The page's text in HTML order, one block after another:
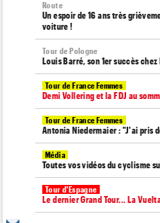
Route
Un espoir de 16 ans très
voiture !
Tour de Pologne
Louis Barré, son 1er succès
Tour de France Femmes
Demi Vollering et la FDJ au
Tour de France Femmes
Antonia Niedermaier : "J'ai pris
Média
Toutes vos vidéos du cyclisme
Tour d'Espagne
Le dernier Grand Tour... La